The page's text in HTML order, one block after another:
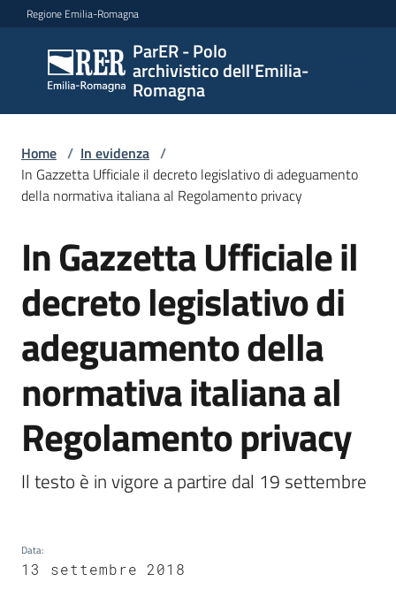
Vai al contenuto
Vai alla navigazione
Vai al footer
Regione Emilia-Romagna
ParER - Polo
archivistico dell'Emilia-
Romagna
ParER -
Polo
archivistico
Romagna
archivistico
Archivio
storico
Conservazione
Argomenti
Home / In evidenza /
In Gazzetta Ufficiale il decreto legislativo di adeguamento
della normativa italiana al Regolamento privacy
Salta al contenuto
In Gazzetta Ufficiale il
decreto legislativo di
adeguamento della
normativa italiana al
Regolamento privacy
Il testo è in vigore a partire dal 19 settembre
Data:
13 settembre 2018